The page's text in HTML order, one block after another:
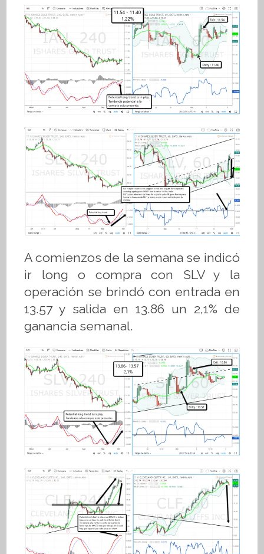
A comienzos de la semana se indicó
ir long o compra con SLV y la
operación se brindó con entrada en
13.57 y salida en 13.86 un 2,1% de
ganancia semanal.